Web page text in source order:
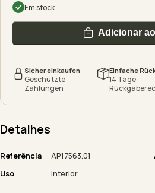
Em stock
Adicionar
Sicher einkaufen
Geschützte
Zahlungen
Einfache
14 Tage
Detalhes
Referência AP17563.01
Uso
interior